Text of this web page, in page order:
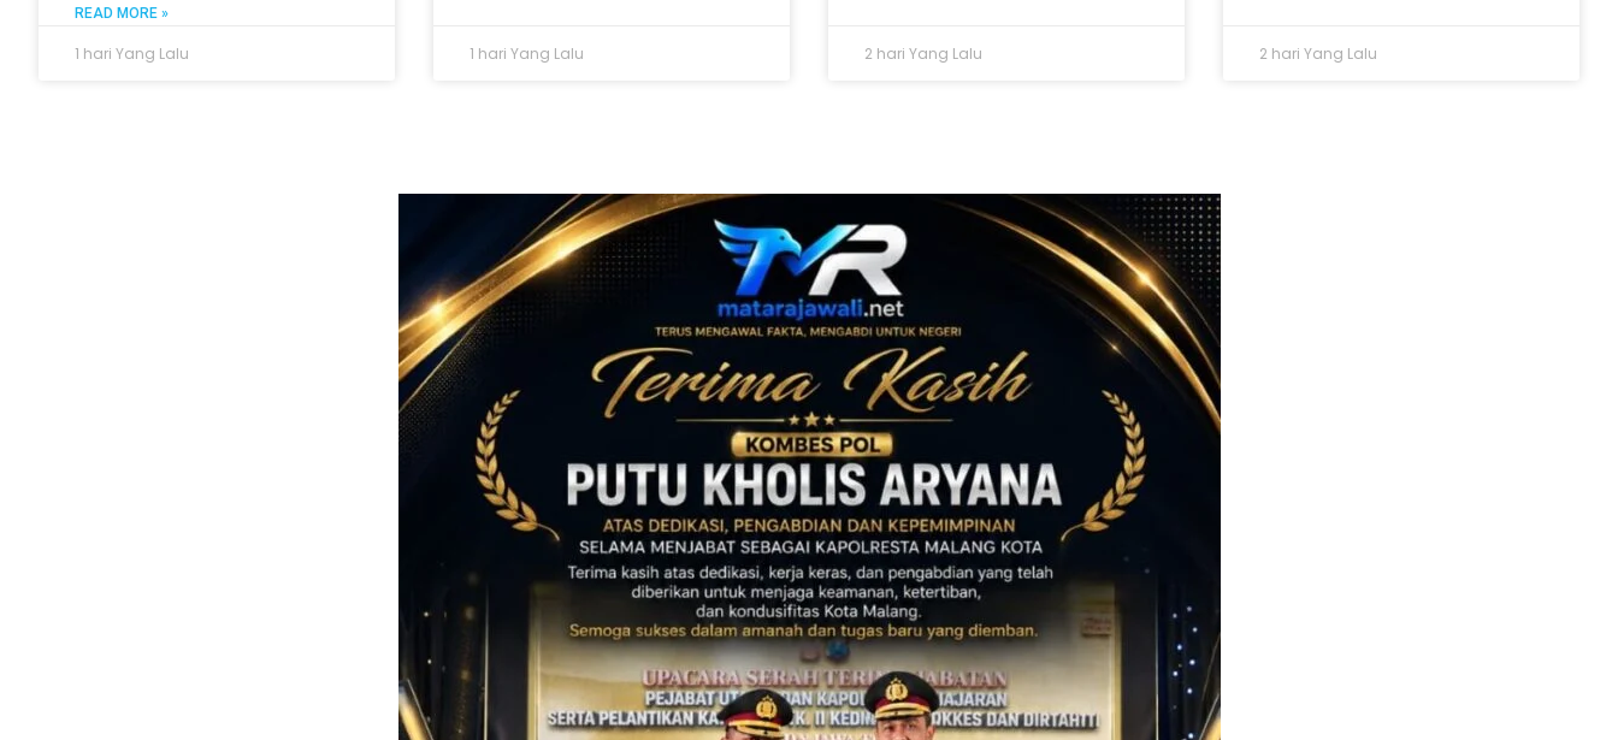
READ MORE »
1 hari Yang Lalu 1 hari Yang Lalu 2 hari Yang Lalu 2 hari Yang Lalu